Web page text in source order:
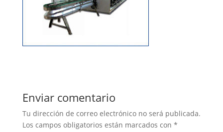
Enviar comentario
Tu dirección de correo electrónico no será publicada.
Los campos obligatorios están marcados con *